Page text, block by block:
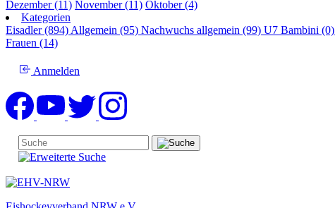
Dezember (11) November (11) Oktober (4)
Kategorien
Eisadler (894) Allgemein (95) Nachwuchs allgemein (99) U7 Bambini (0)
Frauen (14)
Anmelden